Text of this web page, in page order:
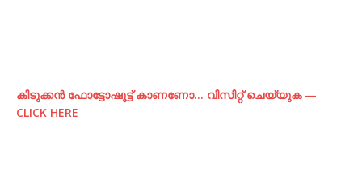
കിടുക്കന്‍ ഫോട്ടോഷൂട്ട്‌ കാണണോ… വിസിറ്റ് ചെയ്യുക —
CLICK HERE